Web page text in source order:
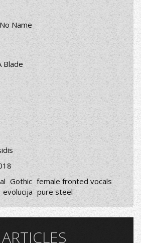
Name
Blade
Gothic female fronted vocals
evolucija pure steel